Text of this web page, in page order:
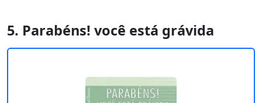
5. Parabéns! você está grávida